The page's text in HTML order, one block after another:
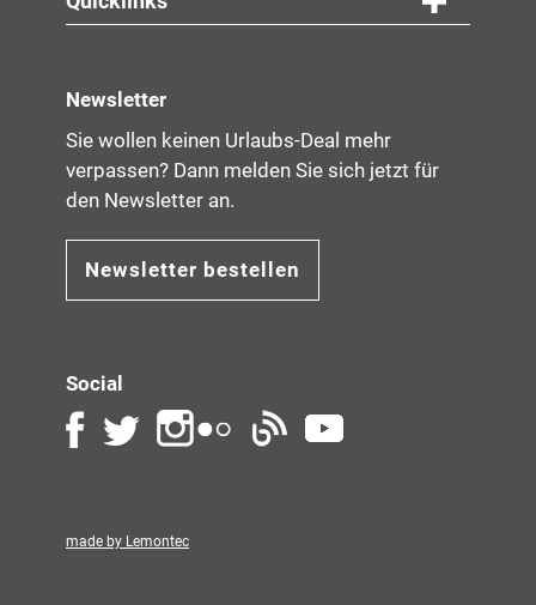
Newsletter
Sie wollen keinen Urlaubs-Deal mehr
verpassen? Dann melden Sie sich jetzt für
den Newsletter an.
Newsletter bestellen
Social
made by Lemontec